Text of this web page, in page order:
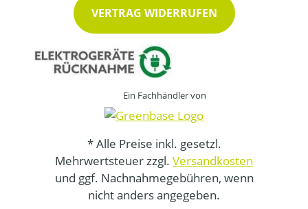
VERTRAG WIDERRUFEN
Ein Fachhändler von
* Alle Preise inkl. gesetzl.
Mehrwertsteuer zzgl. Versandkosten
und ggf. Nachnahmegebühren, wenn
nicht anders angegeben.